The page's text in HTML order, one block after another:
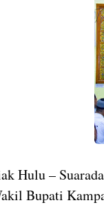
Hulu –
Bupati